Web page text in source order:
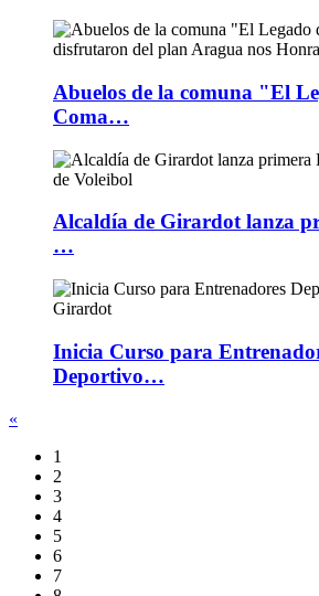
Abuelos de la comuna "El
Coma…
Alcaldía de Girardot lanza
…
Inicia Curso para
Deportivo…
«
1
2
3
4
5
6
7